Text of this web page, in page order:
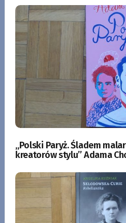
„Polski Paryż. Śladem
kreatorów stylu” Adama